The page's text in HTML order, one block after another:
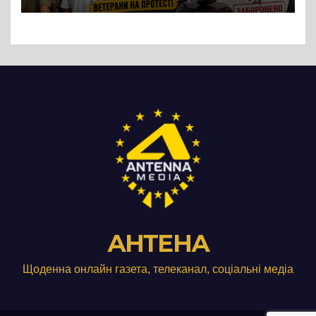
Три», що займається
АНТЕНА
Щоденна онлайн газета, телеканал, соціальні медіа